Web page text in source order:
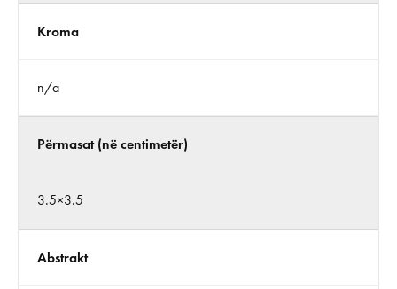
Kroma
n/a
Përmasat (në centimetër)
3.5×3.5
Abstrakt